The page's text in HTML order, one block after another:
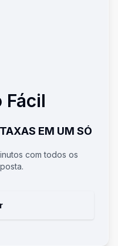
Fácil
EM UM SÓ
com todos os